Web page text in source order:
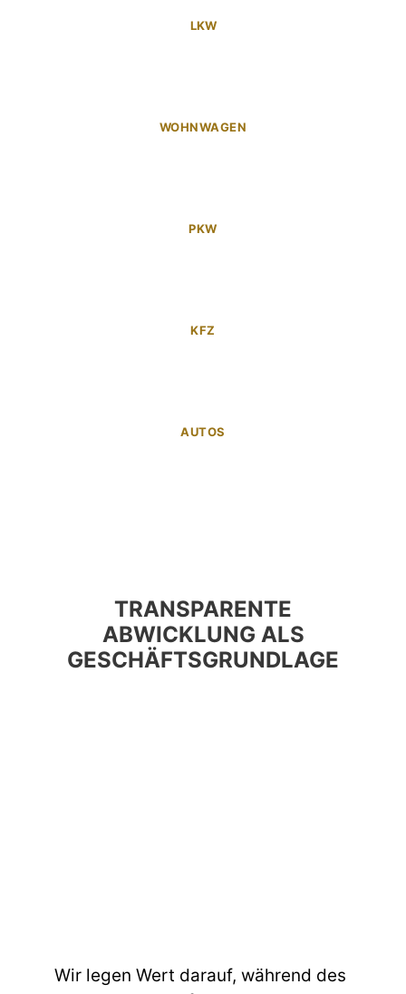
LKW
WOHNWAGEN
PKW
KFZ
AUTOS
TRANSPARENTE
ABWICKLUNG ALS
GESCHÄFTSGRUNDLAGE
Wir legen Wert darauf, während des